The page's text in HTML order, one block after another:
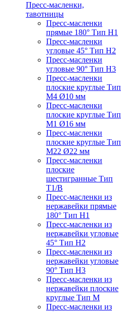
Пресс-масленки,
тавотницы
Пресс-масленки
прямые 180° Тип H1
Пресс-масленки
угловые 45° Тип H2
Пресс-масленки
угловые 90° Тип H3
Пресс-масленки
плоские круглые Тип
M4 Ø10 мм
Пресс-масленки
плоские круглые Тип
M1 Ø16 мм
Пресс-масленки
плоские круглые Тип
M22 Ø22 мм
Пресс-масленки
плоские
шестигранные Тип
T1/B
Пресс-масленки из
нержавейки прямые
180° Тип H1
Пресс-масленки из
нержавейки угловые
45° Тип H2
Пресс-масленки из
нержавейки угловые
90° Тип H3
Пресс-масленки из
нержавейки плоские
круглые Тип M
Пресс-масленки из